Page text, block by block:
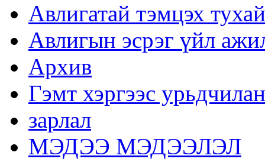
Авлигатай тэмцэх тухай
Авлигын эсрэг үйл
Архив
Гэмт хэргээс
зарлал
МЭДЭЭ МЭДЭЭЛЭЛ